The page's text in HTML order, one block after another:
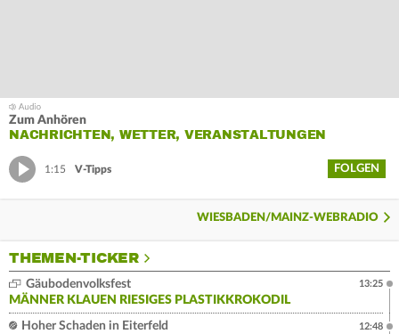
Zum Anhören
NACHRICHTEN, WETTER, VERANSTALTUNGEN
1:15 V-Tipps FOLGEN
WIESBADEN/MAINZ-WEBRADIO
THEMEN-TICKER
Gäubodenvolksfest
MÄNNER KLAUEN RIESIGES PLASTIKKROKODIL
13:25
Hoher Schaden in Eiterfeld
12:48